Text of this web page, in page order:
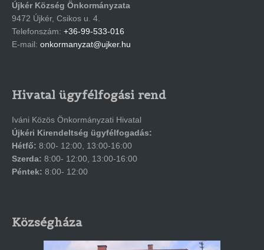
Újkér Község Önkormányzata
9472 Újkér, Csikos u. 4.
Telefonszám: +36-99-533-016
E-mail: onkormanyzat@ujker.hu
Hivatal ügyfélfogási rend
Iváni Közös Önkormányzati Hivatal
Újkéri Kirendeltség ügyfélfogadás:
Hétfő: 8:00- 12:00, 13:00-16:00
Szerda: 8:00- 12:00, 13:00-16:00
Péntek: 8:00- 12:00
Községháza